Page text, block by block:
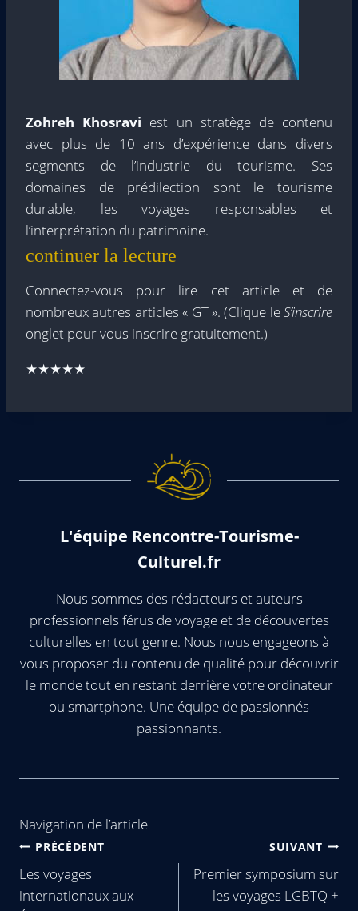
Zohreh Khosravi est un stratège de contenu
avec plus de 10 ans d’expérience dans divers
segments de l’industrie du tourisme. Ses
domaines de prédilection sont le tourisme
durable, les voyages responsables et
l’interprétation du patrimoine.
continuer la lecture
Connectez-vous pour lire cet article et de
nombreux autres articles « GT ». (Clique leS’inscrire
onglet pour vous inscrire gratuitement.)
★★★★★
L'équipe Rencontre-Tourisme-
Culturel.fr
Nous sommes des rédacteurs et auteurs
professionnels férus de voyage et de découvertes
culturelles en tout genre. Nous nous engageons à
vous proposer du contenu de qualité pour découvrir
le monde tout en restant derrière votre ordinateur
ou smartphone. Une équipe de passionnés
passionnants.
Navigation de l’article
PRÉCÉDENT
Les voyages
internationaux aux
SUIVANT
Premier symposium sur
les voyages LGBTQ +